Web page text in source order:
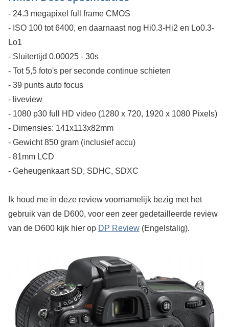
- 24.3 megapixel full frame CMOS
- ISO 100 tot 6400, en daarnaast nog Hi0.3-Hi2 en Lo0.3-
Lo1
- Sluitertijd 0.00025 - 30s
- Tot 5,5 foto's per seconde continue schieten
- 39 punts auto focus
- liveview
- 1080 p30 full HD video (1280 x 720, 1920 x 1080 Pixels)
- Dimensies: 141x113x82mm
- Gewicht 850 gram (inclusief accu)
- 81mm LCD
- Geheugenkaart SD, SDHC, SDXC
Ik houd me in deze review voornamelijk bezig met het
gebruik van de D600, voor een zeer gedetailleerde review
van de D600 kijk hier op DP Review(Engelstalig).